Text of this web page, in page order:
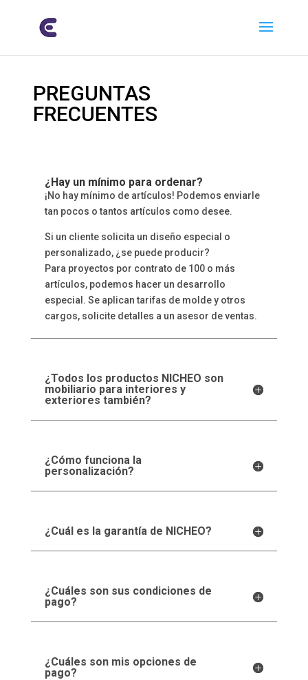
PREGUNTAS
FRECUENTES
¿Hay un mínimo para ordenar?
¡No hay mínimo de artículos! Podemos enviarle
tan pocos o tantos artículos como desee.
Si un cliente solicita un diseño especial o
personalizado, ¿se puede producir?
Para proyectos por contrato de 100 o más
artículos, podemos hacer un desarrollo
especial. Se aplican tarifas de molde y otros
cargos, solicite detalles a un asesor de ventas.
¿Todos los productos NICHEO son
mobiliario para interiores y
exteriores también?
¿Cómo funciona la
personalización?
¿Cuál es la garantía de NICHEO?
¿Cuáles son sus condiciones de
pago?
¿Cuáles son mis opciones de
pago?